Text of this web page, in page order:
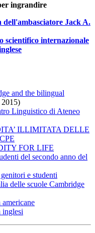
ingrandire
Jack A.
scientifico internazionale
and the bilingual
Linguistico di Ateneo
ILLIMITATA DELLE
FOR LIFE
del secondo anno del
e studenti
delle scuole Cambridge
inglesi